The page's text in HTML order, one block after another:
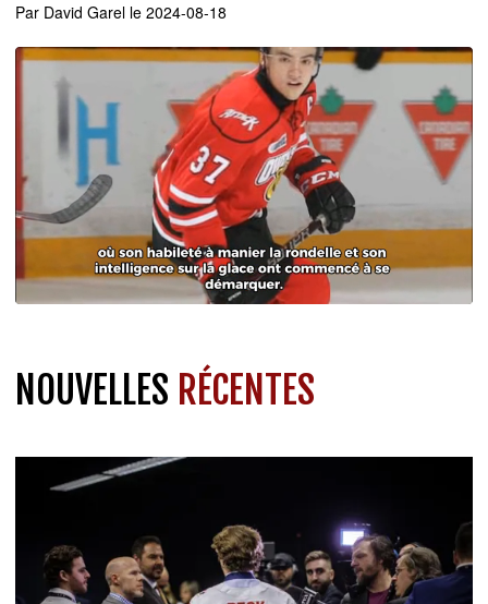
Par David Garel le 2024-08-18
NOUVELLES RÉCENTES